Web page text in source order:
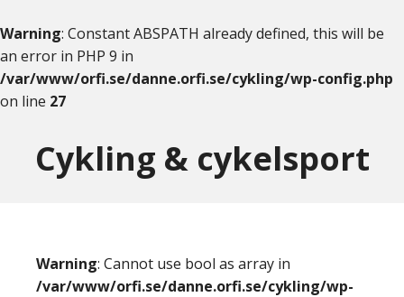
Warning: Constant ABSPATH already defined, this will be
an error in PHP 9 in
/var/www/orfi.se/danne.orfi.se/cykling/wp-config.php
on line 27
content
primaryCykling & cykelsport
Warning: Cannot use bool as array in
/var/www/orfi.se/danne.orfi.se/cykling/wp-